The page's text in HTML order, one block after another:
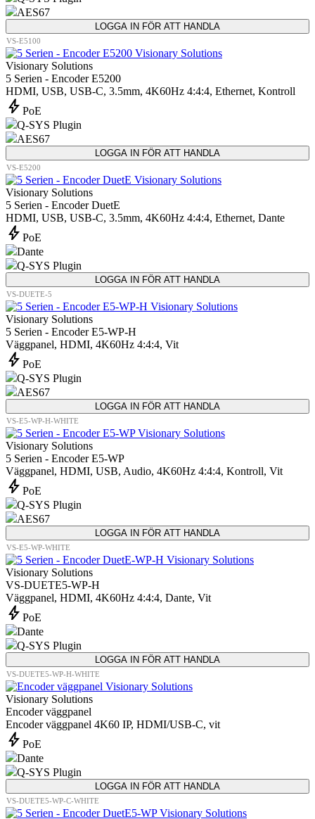
AES67
LOGGA IN FÖR ATT HANDLA
VS-E5100
Visionary Solutions
5 Serien - Encoder E5200
HDMI, USB, USB-C, 3.5mm, 4K60Hz 4:4:4, Ethernet, Kontroll
bolt PoE
Q-SYS Plugin
AES67
LOGGA IN FÖR ATT HANDLA
VS-E5200
Visionary Solutions
5 Serien - Encoder DuetE
HDMI, USB, USB-C, 3.5mm, 4K60Hz 4:4:4, Ethernet, Dante
bolt PoE
Dante
Q-SYS Plugin
LOGGA IN FÖR ATT HANDLA
VS-DUETE-5
Visionary Solutions
5 Serien - Encoder E5-WP-H
Väggpanel, HDMI, 4K60Hz 4:4:4, Vit
bolt PoE
Q-SYS Plugin
AES67
LOGGA IN FÖR ATT HANDLA
VS-E5-WP-H-WHITE
Visionary Solutions
5 Serien - Encoder E5-WP
Väggpanel, HDMI, USB, Audio, 4K60Hz 4:4:4, Kontroll, Vit
bolt PoE
Q-SYS Plugin
AES67
LOGGA IN FÖR ATT HANDLA
VS-E5-WP-WHITE
Visionary Solutions
VS-DUETE5-WP-H
Väggpanel, HDMI, 4K60Hz 4:4:4, Dante, Vit
bolt PoE
Dante
Q-SYS Plugin
LOGGA IN FÖR ATT HANDLA
VS-DUETE5-WP-H-WHITE
Visionary Solutions
Encoder väggpanel
Encoder väggpanel 4K60 IP, HDMI/USB-C, vit
bolt PoE
Dante
Q-SYS Plugin
LOGGA IN FÖR ATT HANDLA
VS-DUETE5-WP-C-WHITE